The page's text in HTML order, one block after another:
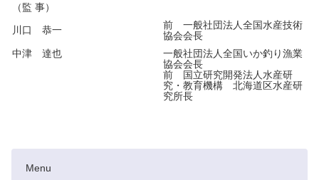
（監 事）
川口 恭一
前 一般社団法人全国水産技術
協会会長
中津 達也
一般社団法人全国いか釣り漁業
協会会長
前 国立研究開発法人水産研
究・教育機構 北海道区水産研
究所長
Menu